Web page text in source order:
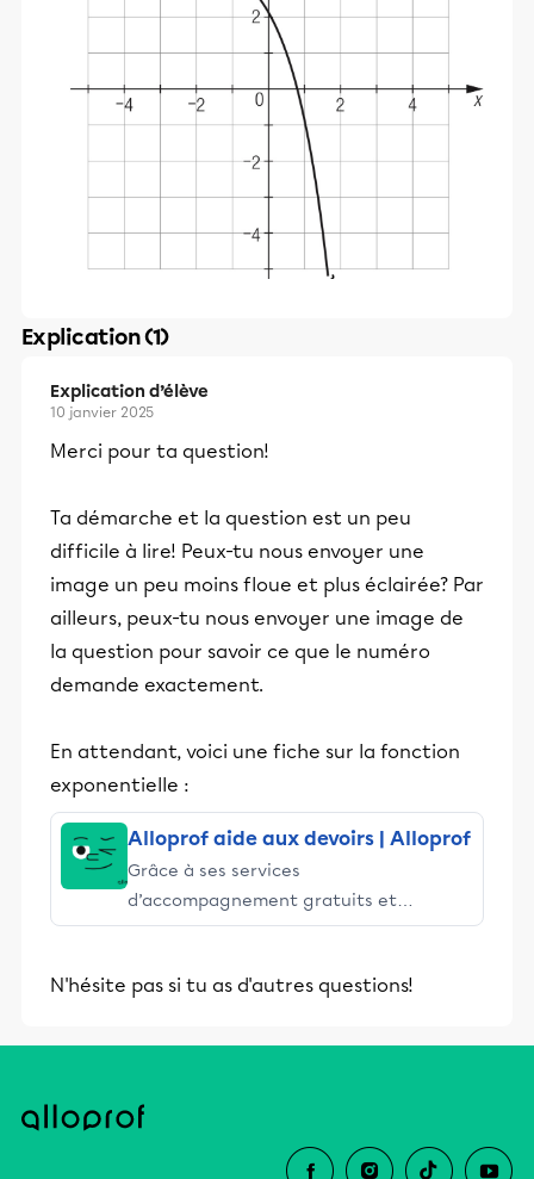
Explication (1)
Explication d’élève
10 janvier 2025
Merci pour ta question!
Ta démarche et la question est un peu
difficile à lire! Peux-tu nous envoyer une
image un peu moins floue et plus éclairée? Par
ailleurs, peux-tu nous envoyer une image de
la question pour savoir ce que le numéro
demande exactement.
En attendant, voici une fiche sur la fonction
exponentielle :
Alloprof aide aux devoirs | Alloprof
Grâce à ses services
d’accompagnement gratuits et
stimulants, Alloprof engage les élèves
éducative.
N'hésite pas si tu as d'autres questions!